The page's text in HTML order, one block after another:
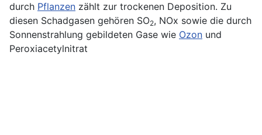
durch Pflanzen zählt zur trockenen Deposition. Zu
diesen Schadgasen gehören SO2, NOx sowie die durch
Sonnenstrahlung gebildeten Gase wie Ozon und
Peroxiacetylnitrat